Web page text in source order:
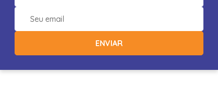
ENVIAR